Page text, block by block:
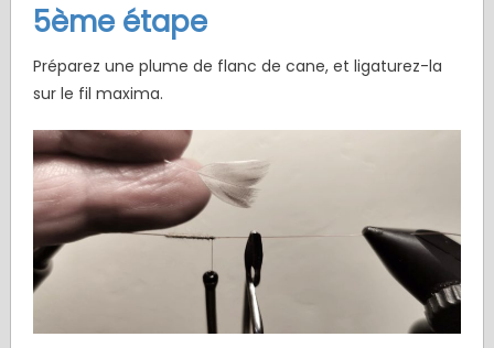
5ème étape
Préparez une plume de flanc de cane, et ligaturez-la
sur le fil maxima.